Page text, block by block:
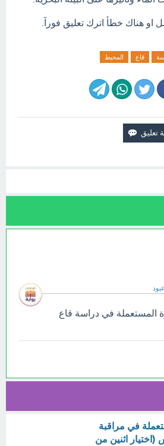
او هناك خطأ اترك تعليق فورآ.
قاع المحيط
عبود
المستعملة في دراسة قاع
في مراقبة
اثنين من